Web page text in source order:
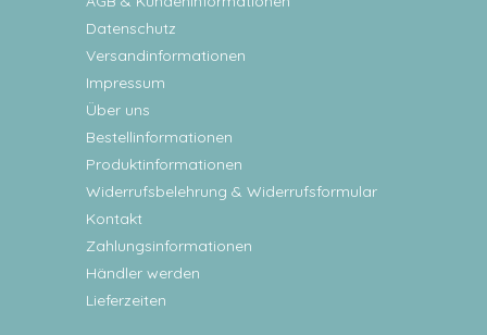
Datenschutz
Versandinformationen
Impressum
Über uns
Bestellinformationen
Produktinformationen
Widerrufsbelehrung & Widerrufsformular
Kontakt
Zahlungsinformationen
Händler werden
Lieferzeiten